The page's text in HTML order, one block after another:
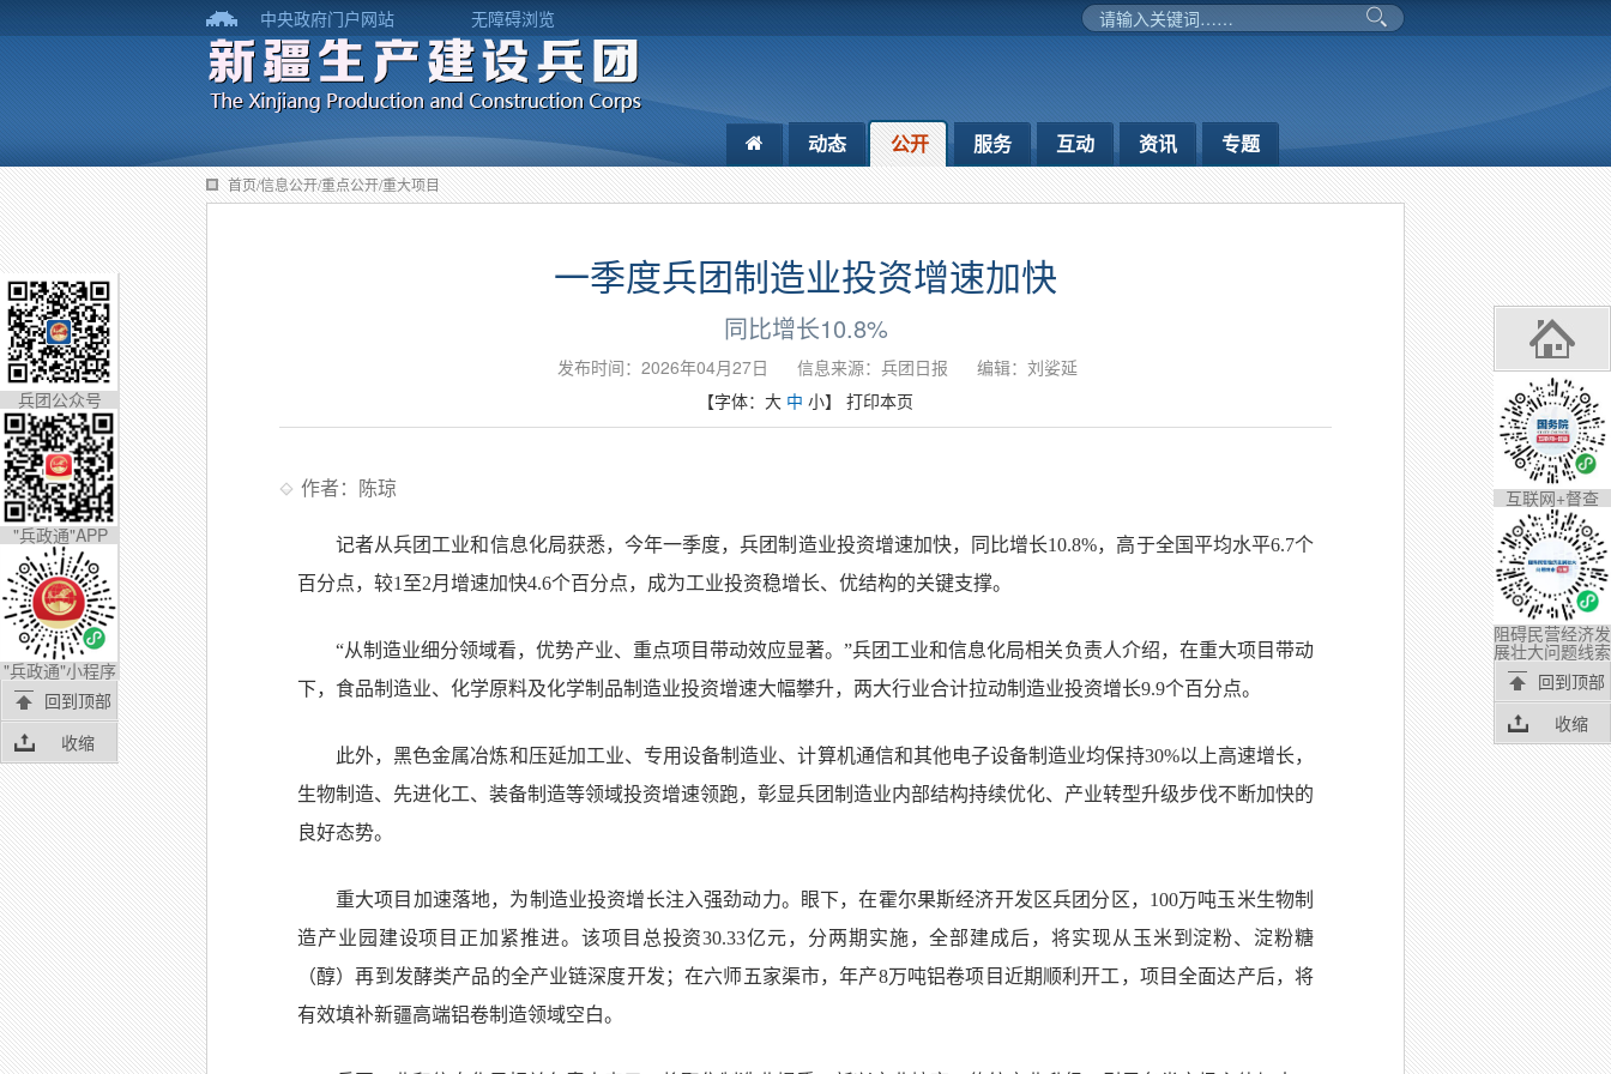
中央政府门户网站 无障碍浏览
动态 公开 服务 互动 资讯 专题
首页/信息公开/重点公开/重大项目
一季度兵团制造业投资增速加快
同比增长10.8%
发布时间：2026年04月27日 信息来源：​兵团日报
编辑：刘娑延
【字体： 大 中 小】 打印本页
作者：陈琼
记者从兵团工业和信息化局获悉，今年一季度，兵团制造业投资增速加快，同比增长10.8%，高于全国平均水平6.7个
百分点，较1至2月增速加快4.6个百分点，成为工业投资稳增长、优结构的关键支撑。
“从制造业细分领域看，优势产业、重点项目带动效应显著。”兵团工业和信息化局相关负责人介绍，在重大项目带动
下，食品制造业、化学原料及化学制品制造业投资增速大幅攀升，两大行业合计拉动制造业投资增长9.9个百分点。
此外，黑色金属冶炼和压延加工业、专用设备制造业、计算机通信和其他电子设备制造业均保持30%以上高速增长，
生物制造、先进化工、装备制造等领域投资增速领跑，彰显兵团制造业内部结构持续优化、产业转型升级步伐不断加快的
良好态势。
重大项目加速落地，为制造业投资增长注入强劲动力。眼下，在霍尔果斯经济开发区兵团分区，100万吨玉米生物制
造产业园建设项目正加紧推进。该项目总投资30.33亿元，分两期实施，全部建成后，将实现从玉米到淀粉、淀粉糖
（醇）再到发酵类产品的全产业链深度开发；在六师五家渠市，年产8万吨铝卷项目近期顺利开工，项目全面达产后，将
有效填补新疆高端铝卷制造领域空白。
互联网+督查
阻碍民营经济发
展壮大问题线索
回到顶部
收缩
兵团公众号
"兵政通"APP
"兵政通"小程序
回到顶部
收缩